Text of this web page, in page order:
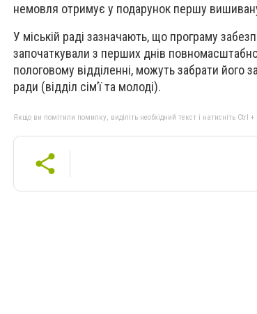
немовля отримує у подарунок першу
У міській раді зазначають, що програму
започаткували з перших днів
пологовому відділенні, можуть забрати його
ради (відділ сім’ї та молоді).
Якщо ви помітили помилку, виділіть необхідний текст і натисніть Ctrl